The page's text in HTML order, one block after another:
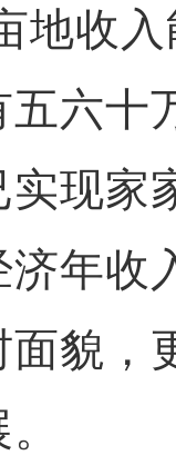
地收
六十
现家
年收
貌，